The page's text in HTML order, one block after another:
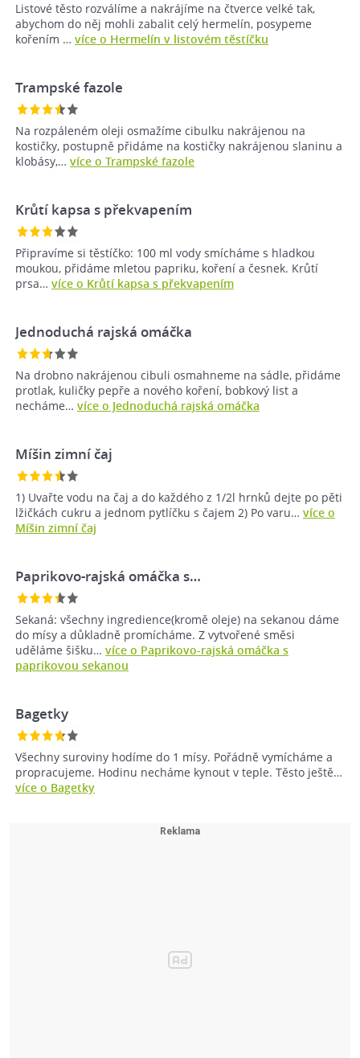
Listové těsto rozválíme a nakrájíme na čtverce velké tak,
abychom do něj mohli zabalit celý hermelín, posypeme
kořením … více o Hermelín v listovém těstíčku
Trampské fazole
Na rozpáleném oleji osmažíme cibulku nakrájenou na
kostičky, postupně přidáme na kostičky nakrájenou slaninu a
klobásy,… více o Trampské fazole
Krůtí kapsa s překvapením
Připravíme si těstíčko: 100 ml vody smícháme s hladkou
moukou, přidáme mletou papriku, koření a česnek. Krůtí
prsa… více o Krůtí kapsa s překvapením
Jednoduchá rajská omáčka
Na drobno nakrájenou cibuli osmahneme na sádle, přidáme
protlak, kuličky pepře a nového koření, bobkový list a
necháme… více o Jednoduchá rajská omáčka
Míšin zimní čaj
1) Uvařte vodu na čaj a do každého z 1/2l hrnků dejte po pěti
lžičkách cukru a jednom pytlíčku s čajem 2) Po varu… více o
Míšin zimní čaj
Paprikovo-rajská omáčka s…
Sekaná: všechny ingredience(kromě oleje) na sekanou dáme
do mísy a důkladně promícháme. Z vytvořené směsi
uděláme šišku… více o Paprikovo-rajská omáčka s
paprikovou sekanou
Bagetky
Všechny suroviny hodíme do 1 mísy. Pořádně vymícháme a
propracujeme. Hodinu necháme kynout v teple. Těsto ještě…
více o Bagetky